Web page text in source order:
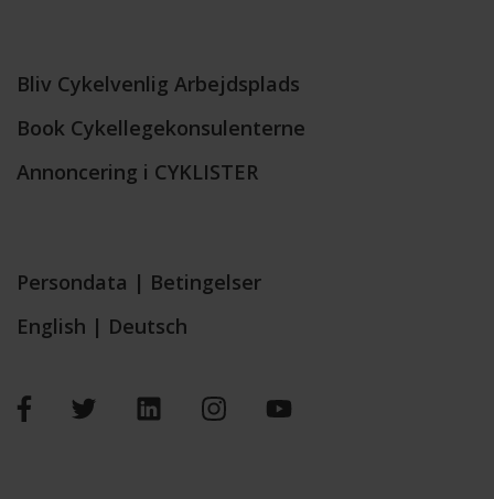
Bliv Cykelvenlig Arbejdsplads
Book Cykellegekonsulenterne
Annoncering i CYKLISTER
Persondata | Betingelser
English | Deutsch